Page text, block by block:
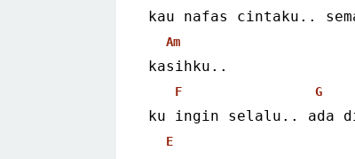
kau nafas cintaku..
Am
kasihku..
F G
ku ingin selalu.. ada
E